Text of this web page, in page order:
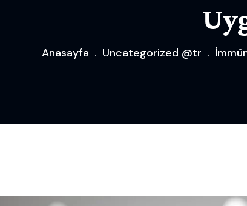
Anasayfa Uncategorized @tr